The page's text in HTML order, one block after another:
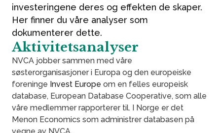
investeringene deres og effekten de skaper.
Her finner du våre analyser som
dokumenterer dette.
Aktivitetsanalyser
NVCA jobber sammen med våre
søsterorganisasjoner i Europa og den europeiske
foreninge Invest Europe om en felles europeisk
database, European Database Cooperative, som alle
våre medlemmer rapporterer til. I Norge er det
Menon Economics som administrer databasen på
vegne av NVCA.